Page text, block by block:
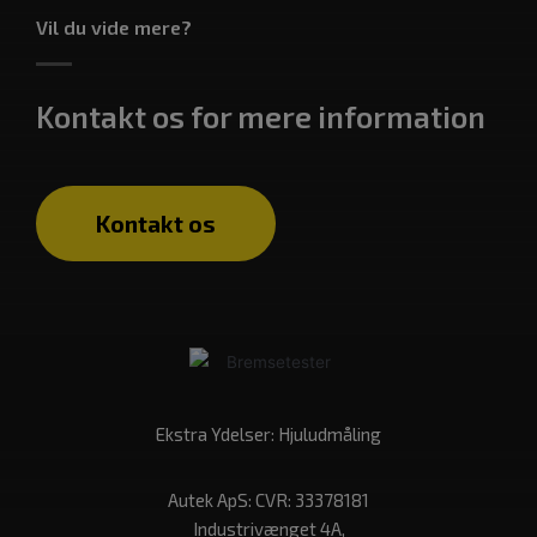
Vil du vide mere?
Kontakt os for mere information
Kontakt os
Ekstra Ydelser: Hjuludmåling
Autek ApS: CVR: 33378181
Industrivænget 4A,